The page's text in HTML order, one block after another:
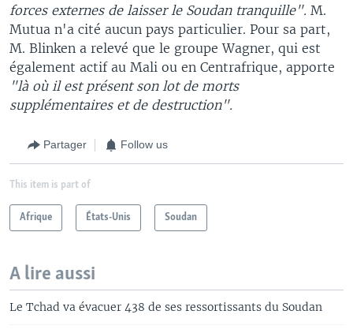
forces externes de laisser le Soudan tranquille". M.
Mutua n'a cité aucun pays particulier. Pour sa part,
M. Blinken a relevé que le groupe Wagner, qui est
également actif au Mali ou en Centrafrique, apporte
"là où il est présent son lot de morts
supplémentaires et de destruction".
Partager Follow us
This item is part of
Afrique États-Unis Soudan
A lire aussi
Le Tchad va évacuer 438 de ses ressortissants du Soudan